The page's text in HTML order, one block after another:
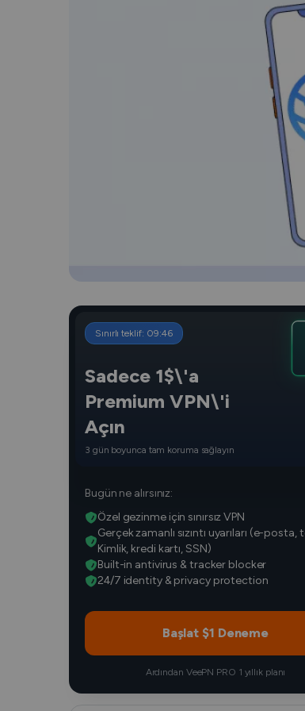
Sınırlı teklif: 09:45
Sadece 1$\'a
Premium VPN\'i
Açın
3 gün boyunca tam koruma sağlayın
Bugün ne alırsınız:
Özel gezinme için sınırsız VPN
Gerçek zamanlı sızıntı uyarıları (e-posta,
Kimlik, kredi kartı, SSN)
Built-in antivirus & tracker blocker
24/7 identity & privacy protection
Başlat $1 Deneme
Ardından VeePN PRO 1 yıllık planı